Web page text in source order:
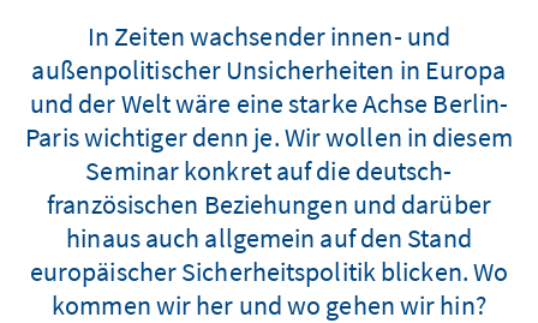
In Zeiten wachsender innen- und
außenpolitischer Unsicherheiten in Europa
und der Welt wäre eine starke Achse Berlin-
Paris wichtiger denn je. Wir wollen in diesem
Seminar konkret auf die deutsch-
französischen Beziehungen und darüber
hinaus auch allgemein auf den Stand
europäischer Sicherheitspolitik blicken. Wo
kommen wir her und wo gehen wir hin?